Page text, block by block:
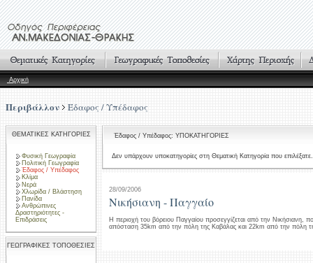
Αρχική
Περιβάλλον Έδαφος / Υπέδαφος
ΘΕΜΑΤΙΚΕΣ ΚΑΤΗΓΟΡΙΕΣ
Φυσική Γεωγραφία
Πολιτική Γεωγραφία
Έδαφος / Υπέδαφος
Κλίμα
Νερά
Χλωρίδα / Βλάστηση
Πανίδα
Ανθρώπινες
Δραστηριότητες -
Επιδράσεις
ΓΕΩΓΡΑΦΙΚΕΣ ΤΟΠΟΘΕΣΙΕΣ
Έδαφος / Υπέδαφος: ΥΠΟΚΑΤΗΓΟΡΙΕΣ
Δεν υπάρχουν υποκατηγορίες στη Θεματική Κατηγορία που επιλέξατε.
28/09/2006
Νικήσιανη - Παγγαίο
Η περιοχή του βόρειου Παγγαίου προσεγγίζεται από την Νικήσιανη,
απόσταση 35km από την πόλη της Καβάλας και 22km από την πόλη